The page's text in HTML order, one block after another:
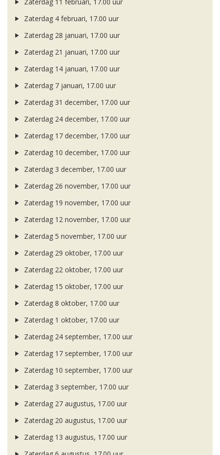
Zaterdag 11 februari, 17.00 uur
Zaterdag 4 februari, 17.00 uur
Zaterdag 28 januari, 17.00 uur
Zaterdag 21 januari, 17.00 uur
Zaterdag 14 januari, 17.00 uur
Zaterdag 7 januari, 17.00 uur
Zaterdag 31 december, 17.00 uur
Zaterdag 24 december, 17.00 uur
Zaterdag 17 december, 17.00 uur
Zaterdag 10 december, 17.00 uur
Zaterdag 3 december, 17.00 uur
Zaterdag 26 november, 17.00 uur
Zaterdag 19 november, 17.00 uur
Zaterdag 12 november, 17.00 uur
Zaterdag 5 november, 17.00 uur
Zaterdag 29 oktober, 17.00 uur
Zaterdag 22 oktober, 17.00 uur
Zaterdag 15 oktober, 17.00 uur
Zaterdag 8 oktober, 17.00 uur
Zaterdag 1 oktober, 17.00 uur
Zaterdag 24 september, 17.00 uur
Zaterdag 17 september, 17.00 uur
Zaterdag 10 september, 17.00 uur
Zaterdag 3 september, 17.00 uur
Zaterdag 27 augustus, 17.00 uur
Zaterdag 20 augustus, 17.00 uur
Zaterdag 13 augustus, 17.00 uur